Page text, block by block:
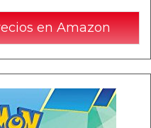
en Amazon